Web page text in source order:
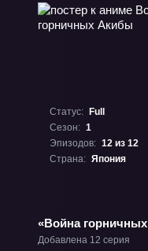
Статус:
Full
Сезон: 1
Эпизодов: 12 из 12
Страна: Япония
«Война горничных
Акибы» ТВ-1
Добавлена 12 серия